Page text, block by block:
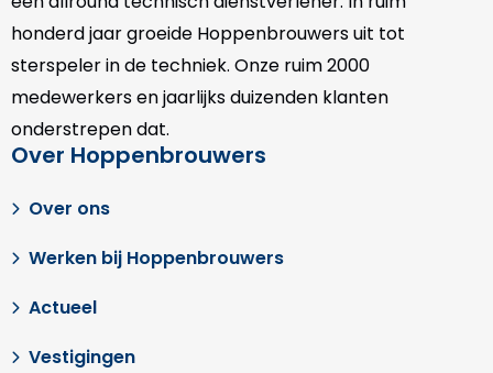
honderd jaar groeide Hoppenbrouwers uit tot
sterspeler in de techniek. Onze ruim 2000
medewerkers en jaarlijks duizenden klanten
onderstrepen dat.
Over Hoppenbrouwers
Over ons
Werken bij Hoppenbrouwers
Actueel
Vestigingen